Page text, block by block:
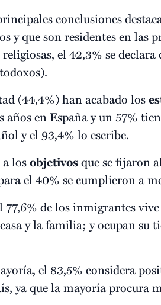
conclusiones
y que son residentes en
el 42,3% se
(44,4%) han acabado los
años en España y un 57%
y el 93,4% lo escribe.
losobjetivosque se fijaron
el 40% se cumplieron a
77,6% de los inmigrantes
y la familia; y ocupan su
el 83,5% considera
ya que la mayoría procura